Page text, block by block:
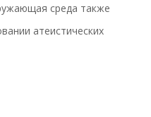
среда также
атеистических